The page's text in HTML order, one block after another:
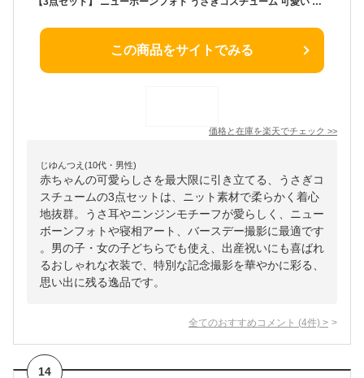
この商品をサイトでみる
価格と在庫を楽天でチェック >>
じゆんつえ(10代・男性)
赤ちゃんの可愛らしさを最大限に引き立てる、うさぎコ
スチュームの3点セットは、ニット素材で柔らかく着心
地抜群。うさ耳やニンジンモチーフが愛らしく、ニュー
ボーンフォトや寝相アート、バースデー撮影に最適です
。男の子・女の子どちらでも使え、出産祝いにも喜ばれ
るおしゃれな衣装で、特別な記念撮影を華やかに彩る、
思い出に残る逸品です。
全てのおすすめコメント (4件) >
14